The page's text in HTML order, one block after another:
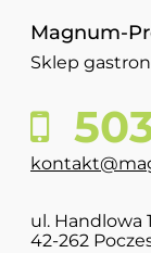
Magnum-
Sklep
ul. Handlowa
42-262